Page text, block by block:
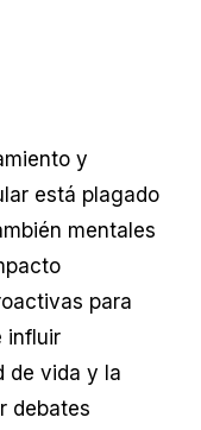
y
está plagado
mentales
para
influir
de vida y la
debates